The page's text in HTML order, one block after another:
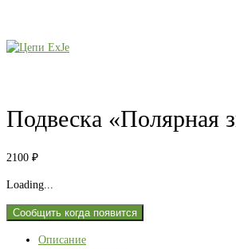
Подвеска «Полярная
2100 ₽
Loading...
Сообщить когда появится
Описание